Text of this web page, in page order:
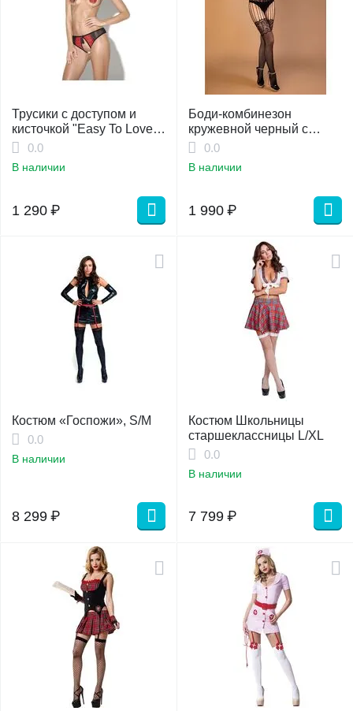
Трусики с доступом и
кисточкой "Easy To Love",
XS/S
0.0
В наличии
1 290 ₽
Боди-комбинезон
кружевной черный с
чулками S/L
0.0
В наличии
1 990 ₽
Костюм «Госпожи», S/M
0.0
В наличии
8 299 ₽
Костюм Школьницы
старшеклассницы L/XL
0.0
В наличии
7 799 ₽